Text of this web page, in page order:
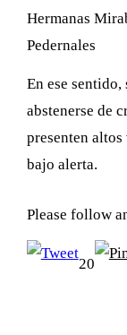
Hermanas
Pedernales
En ese sentido,
abstenerse de
presenten
bajo alerta.
Please follow
20